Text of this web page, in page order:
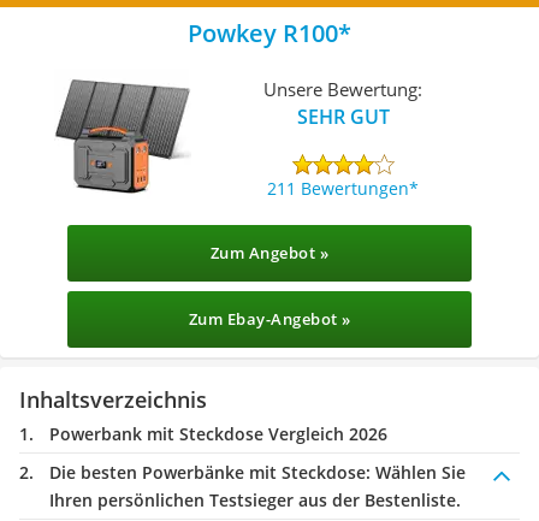
Powkey R100
Unsere Bewertung:
SEHR GUT
211 Bewertungen
Zum Angebot »
Zum Ebay-Angebot »
Inhaltsverzeichnis
Powerbank mit Steckdose Vergleich 2026
Die besten Powerbänke mit Steckdose: Wählen Sie
Ihren persönlichen Testsieger aus der Bestenliste.